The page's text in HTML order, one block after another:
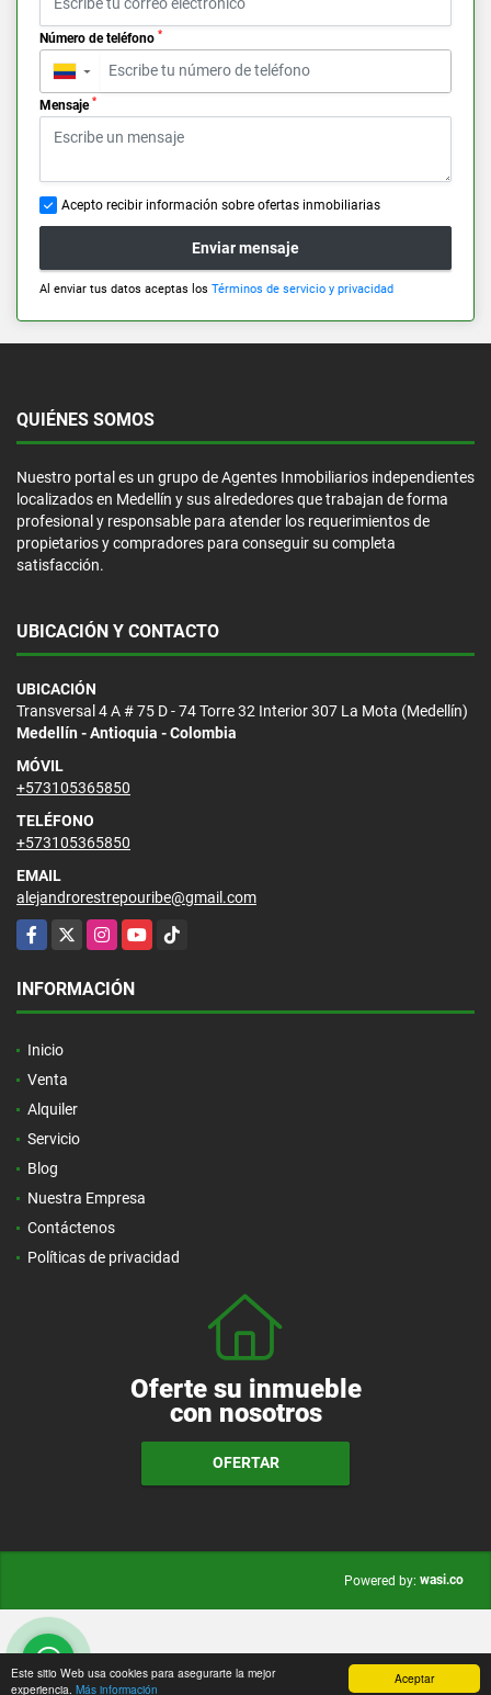
Aceptar
Este sitio Web usa cookies para asegurarte la mejor
experiencia. Más información
Número de teléfono *
▼
Mensaje *
Acepto recibir información sobre ofertas inmobiliarias
Enviar mensaje
Al enviar tus datos aceptas los Términos de servicio y privacidad
QUIÉNES SOMOS
Nuestro portal es un grupo de Agentes Inmobiliarios independientes
localizados en Medellín y sus alrededores que trabajan de forma
profesional y responsable para atender los requerimientos de
propietarios y compradores para conseguir su completa
satisfacción.
UBICACIÓN Y CONTACTO
UBICACIÓN
Transversal 4 A # 75 D - 74 Torre 32 Interior 307 La Mota (Medellín)
Medellín - Antioquia - Colombia
MÓVIL
+573105365850
TELÉFONO
+573105365850
EMAIL
alejandrorestrepouribe@gmail.com
Facebook
X InstagramYouTubeTikTok
INFORMACIÓN
Inicio
Venta
Alquiler
Servicio
Blog
Nuestra Empresa
Contáctenos
Políticas de privacidad
Oferte su inmueble
con nosotros
OFERTAR
Powered by: wasi.co